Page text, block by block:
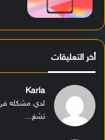
أخر التعليقات
Karla
لدي مشكله في
تشغ...